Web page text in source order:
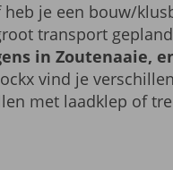
je een bouw/
transport
in Zoutenaaie,
vind je
met laadklep of